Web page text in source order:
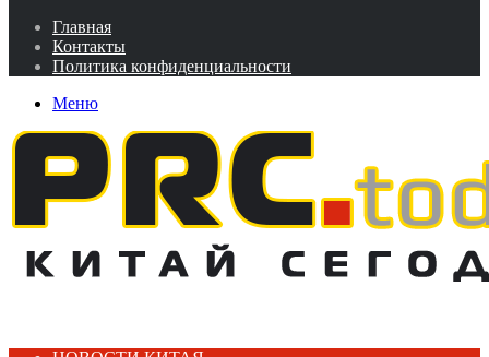
Главная
Контакты
Политика конфиденциальности
Меню